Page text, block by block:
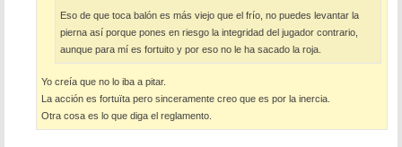
Eso de que toca balón es más viejo que el frío, no puedes levantar la
pierna así porque pones en riesgo la integridad del jugador contrario,
aunque para mí es fortuito y por eso no le ha sacado la roja.
Yo creía que no lo iba a pitar.
La acción es fortuïta pero sinceramente creo que es por la inercia.
Otra cosa es lo que diga el reglamento.